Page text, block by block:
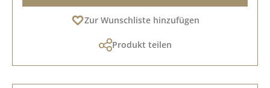
Zur Wunschliste hinzufügen
Produkt teilen